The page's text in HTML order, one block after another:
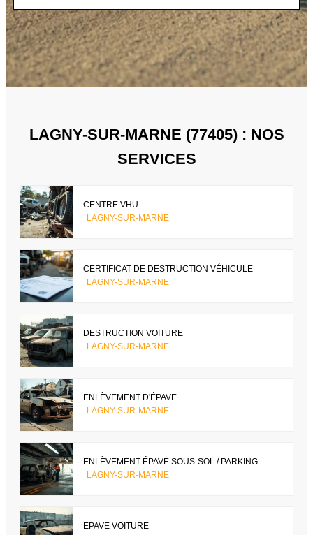
LAGNY-SUR-MARNE (77405) : NOS
SERVICES
CENTRE VHU
LAGNY-SUR-MARNE
CERTIFICAT DE DESTRUCTION VÉHICULE
LAGNY-SUR-MARNE
DESTRUCTION VOITURE
LAGNY-SUR-MARNE
ENLÈVEMENT D'ÉPAVE
LAGNY-SUR-MARNE
ENLÈVEMENT ÉPAVE SOUS-SOL / PARKING
LAGNY-SUR-MARNE
EPAVE VOITURE